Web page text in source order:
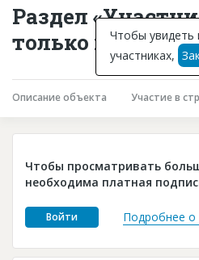
Горячие объекты
База строящихся объектов
Инвестпроекты
Глоссарий
Платные услуги
Пресс-релизы
Раздел
только
Описание объекта Участие в
Чтобы просматривать
необходима платная
Войти Подробнее о
Чтобы
участниках,